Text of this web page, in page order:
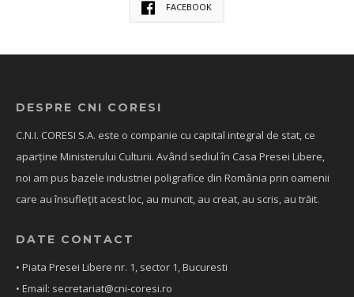
FACEBOOK
DESPRE CNI CORESI
C.N.I. CORESI S.A. este o companie cu capital integral de stat, ce
aparține Ministerului Culturii. Având sediul în Casa Presei Libere,
noi am pus bazele industriei poligrafice din România prin oamenii
care au însufleţit acest loc, au muncit, au creat, au scris, au trăit.
DATE CONTACT
• Piata Presei Libere nr. 1, sector 1, Bucuresti
• Email: secretariat@cni-coresi.ro